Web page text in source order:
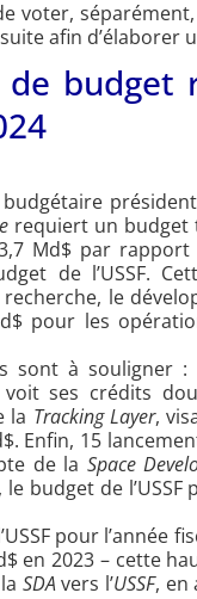
voter,
afin
budget
requiert un budget
Md$ par
de l’USSF.
le
pour les
sont à souligner :
ses crédits
la Tracking Layer,
Enfin, 15
de la Space
budget de
pour l’année
en 2023 – cette
SDAvers l’USSF, en